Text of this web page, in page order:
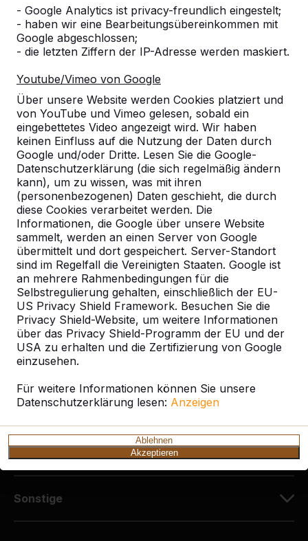
- Google Analytics ist privacy-freundlich eingestelt;
- haben wir eine Bearbeitungsübereinkommen mit
Google abgeschlossen;
- die letzten Ziffern der IP-Adresse werden maskiert.
Youtube/Vimeo von Google
Über unsere Website werden Cookies platziert und
von YouTube und Vimeo gelesen, sobald ein
eingebettetes Video angezeigt wird. Wir haben
keinen Einfluss auf die Nutzung der Daten durch
Google und/oder Dritte. Lesen Sie die Google-
Datenschutzerklärung (die sich regelmäßig ändern
kann), um zu wissen, was mit ihren
(personenbezogenen) Daten geschieht, die durch
diese Cookies verarbeitet werden. Die
Informationen, die Google über unsere Website
sammelt, werden an einen Server von Google
übermittelt und dort gespeichert. Server-Standort
sind im Regelfall die Vereinigten Staaten. Google ist
an mehrere Rahmenbedingungen für die
Selbstregulierung gehalten, einschließlich der EU-
US Privacy Shield Framework. Besuchen Sie die
Privacy Shield-Website, um weitere Informationen
über das Privacy Shield-Programm der EU und der
USA zu erhalten und die Zertifizierung von Google
einzusehen.
Für weitere Informationen können Sie unsere
Datenschutzerklärung lesen: Anzeigen
Ablehnen
Akzeptieren
Alles anzeigen
Ort oder Postleitzahl suchen
Kontakt
HeBlad Deutschland
Diekerstraße 97
42781 Haan
Deutschland
+49 212 934 77 25
info@HeBlad.de
Kundenservice
Sonstige